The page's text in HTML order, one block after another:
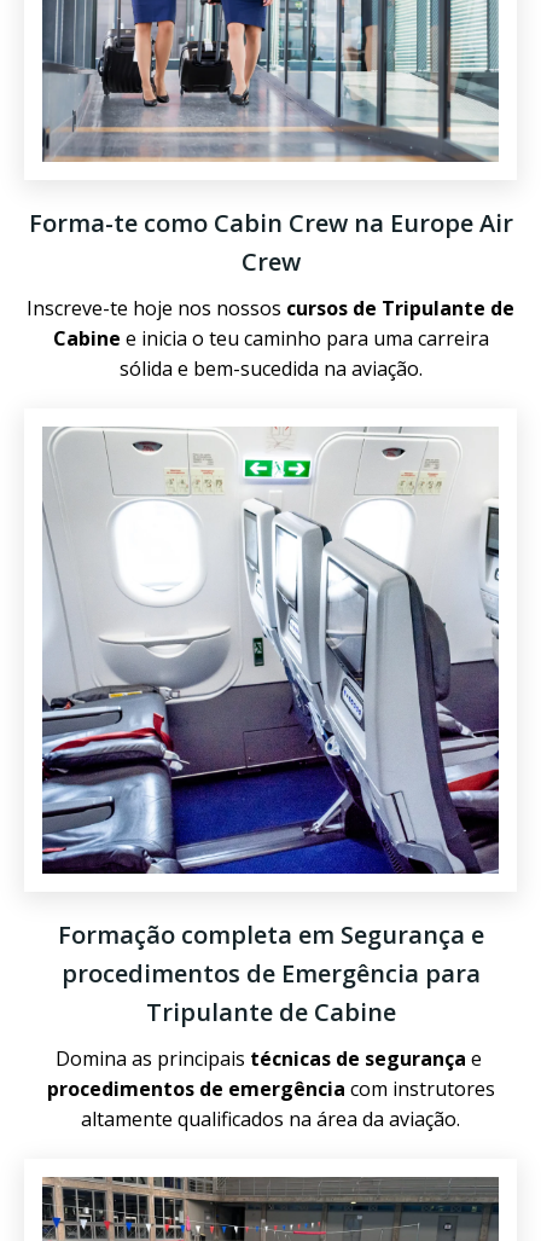
Forma-te como Cabin Crew na Europe Air
Crew
Inscreve-te hoje nos nossos cursos de Tripulante de
Cabine e inicia o teu caminho para uma carreira
sólida e bem-sucedida na aviação.
Formação completa em Segurança e
procedimentos de Emergência para
Tripulante de Cabine
Domina as principais técnicas de segurança e
procedimentos de emergência com instrutores
altamente qualificados na área da aviação.